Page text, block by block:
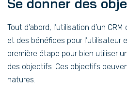
Se donner des
Tout d’abord, l’utilisation d’un
et des bénéfices pour l’utilisateur
première étape pour bien utiliser
des objectifs. Ces objectifs
natures.